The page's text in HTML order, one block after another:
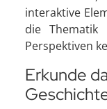
interaktive
die Thematik
Perspektiven
Erkunde